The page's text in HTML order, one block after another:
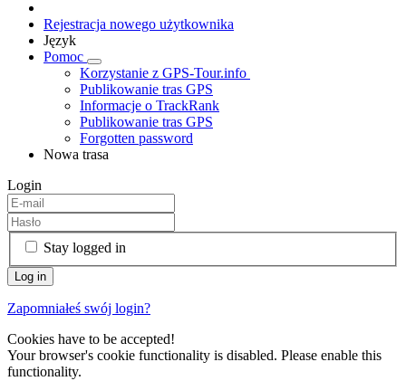
Rejestracja nowego użytkownika
Język
Pomoc
Korzystanie z GPS-Tour.info
Publikowanie tras GPS
Informacje o TrackRank
Publikowanie tras GPS
Forgotten password
Nowa trasa
Login
Stay logged in
Zapomniałeś swój login?
Cookies have to be accepted!
Your browser's cookie functionality is disabled. Please enable this
functionality.